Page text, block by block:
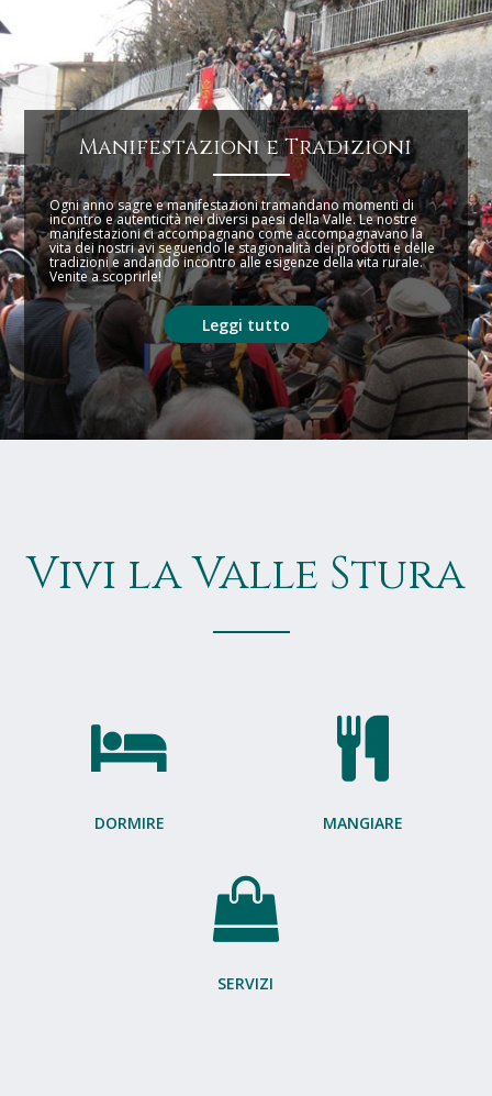
Manifestazioni e Tradizioni
Ogni anno sagre e manifestazioni tramandano momenti di
incontro e autenticità nei diversi paesi della Valle. Le nostre
manifestazioni ci accompagnano come accompagnavano la
vita dei nostri avi seguendo le stagionalità dei prodotti e delle
tradizioni e andando incontro alle esigenze della vita rurale.
Venite a scoprirle!
Leggi tutto
Vivi la Valle Stura
DORMIRE MANGIARE
SERVIZI